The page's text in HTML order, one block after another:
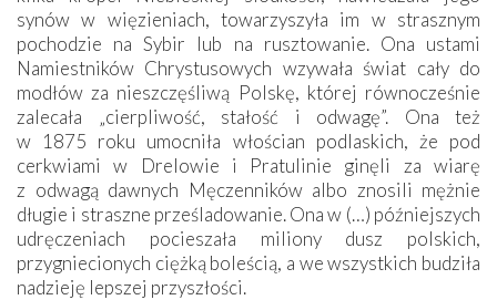
synów w więzieniach, towarzyszyła im w strasznym
pochodzie na Sybir lub na rusztowanie. Ona ustami
Namiestników Chrystusowych wzywała świat cały do
modłów za nieszczęśliwą Polskę, której równocześnie
zalecała „cierpliwość, stałość i odwagę”. Ona też
w 1875 roku umocniła włościan podlaskich, że pod
cerkwiami w Drelowie i Pratulinie ginęli za wiarę
z odwagą dawnych Męczenników albo znosili mężnie
długie i straszne prześladowanie. Ona w (…) późniejszych
udręczeniach pocieszała miliony dusz polskich,
przygniecionych ciężką boleścią, a we wszystkich budziła
nadzieję lepszej przyszłości.